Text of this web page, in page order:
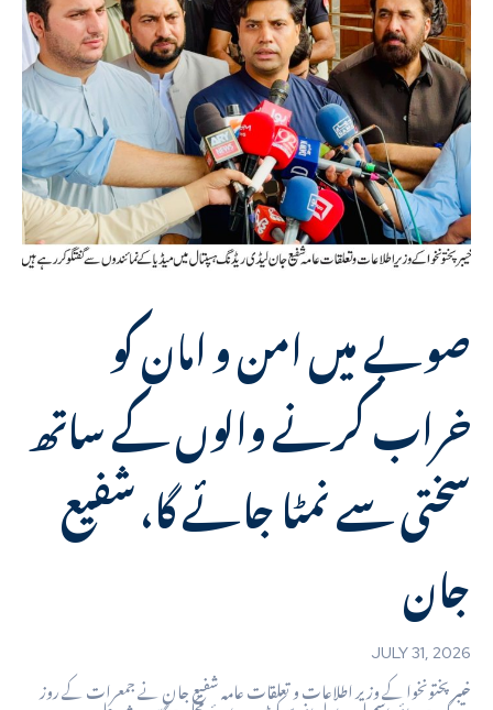
صوبے میں امن و امان کو
خراب کرنے والوں کے ساتھ
سختی سے نمٹا جائے گا، شفیع
جان
JULY 31, 2026
خیبرپختونخوا کے وزیر اطلاعات و تعلقات عامہ شفیع جان نے جمعرات کے روز